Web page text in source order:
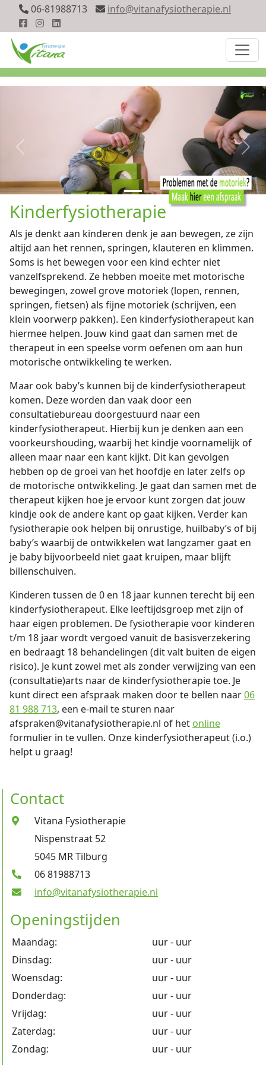
06-81988713 info@vitanafysiotherapie.nl
Vorige
Kinderfysiotherapie
Als je denkt aan kinderen denk je aan bewegen, ze zijn
altijd aan het rennen, springen, klauteren en klimmen.
Soms is het bewegen voor een kind echter niet
vanzelfsprekend. Ze hebben moeite met motorische
bewegingen, zowel grove motoriek (lopen, rennen,
springen, fietsen) als fijne motoriek (schrijven, een
klein voorwerp pakken). Een kinderfysiotherapeut kan
hiermee helpen. Jouw kind gaat dan samen met de
therapeut in een speelse vorm oefenen om aan hun
motorische ontwikkeling te werken.
Maar ook baby’s kunnen bij de kinderfysiotherapeut
komen. Deze worden dan vaak door een
consultatiebureau doorgestuurd naar een
kinderfysiotherapeut. Hierbij kun je denken aan een
voorkeurshouding, waarbij het kindje voornamelijk of
alleen maar naar een kant kijkt. Dit kan gevolgen
hebben op de groei van het hoofdje en later zelfs op
de motorische ontwikkeling. Je gaat dan samen met de
therapeut kijken hoe je ervoor kunt zorgen dat jouw
kindje ook de andere kant op gaat kijken. Verder kan
fysiotherapie ook helpen bij onrustige, huilbaby’s of bij
baby’s waarbij de ontwikkelen wat langzamer gaat en
je baby bijvoorbeeld niet gaat kruipen, maar blijft
billenschuiven.
Kinderen tussen de 0 en 18 jaar kunnen terecht bij een
kinderfysiotherapeut. Elke leeftijdsgroep met zijn of
haar eigen problemen. De fysiotherapie voor kinderen
t/m 18 jaar wordt vergoed vanuit de basisverzekering
en bedraagt 18 behandelingen (dit valt buiten de eigen
risico). Je kunt zowel met als zonder verwijzing van een
(consultatie)arts naar de kinderfysiotherapie toe. Je
kunt direct een afspraak maken door te bellen naar06
81 988 713, een e-mail te sturen naar
afspraken@vitanafysiotherapie.nl of het online
formulier in te vullen. Onze kinderfysiotherapeut (i.o.)
helpt u graag!
Contact
Vitana Fysiotherapie
Nispenstraat 52
5045 MR Tilburg
06 81988713
info@vitanafysiotherapie.nl
Openingstijden
Maandag:
uur - uur
Dinsdag:
uur - uur
Woensdag:
uur - uur
Donderdag:
uur - uur
Vrijdag:
uur - uur
Zaterdag:
uur - uur
Zondag:
uur - uur